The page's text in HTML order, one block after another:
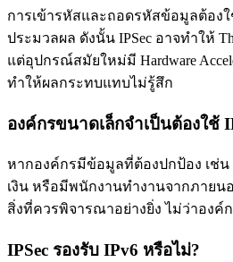
การเข้ารหัสและถอดรหัสข้อมูลต้อง
ประมวลผล ดังนั้น IPSec อาจทำให้
แต่อุปกรณ์สมัยใหม่มี Hardware
ทำให้ผลกระทบแทบไม่รู้สึก
องค์กรขนาดเล็กจำเป็นต้องใช้
หากองค์กรมีข้อมูลที่ต้องปกป้อง เช่
เงิน หรือมีพนักงานทำงานจากภายนอ
สิ่งที่ควรพิจารณาอย่างยิ่ง ไม่ว่าองค์
IPSec รองรับ IPv6 หรือไม่?